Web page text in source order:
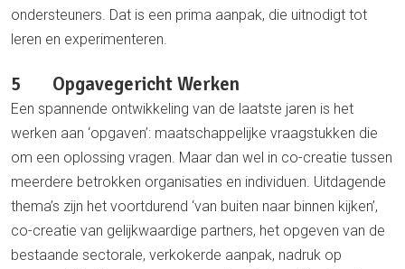
ondersteuners. Dat is een prima aanpak, die uitnodigt tot
leren en experimenteren.
5 Opgavegericht Werken
Een spannende ontwikkeling van de laatste jaren is het
werken aan ‘opgaven’: maatschappelijke vraagstukken die
om een oplossing vragen. Maar dan wel in co-creatie tussen
meerdere betrokken organisaties en individuen. Uitdagende
thema’s zijn het voortdurend ‘van buiten naar binnen kijken’,
co-creatie van gelijkwaardige partners, het opgeven van de
bestaande sectorale, verkokerde aanpak, nadruk op